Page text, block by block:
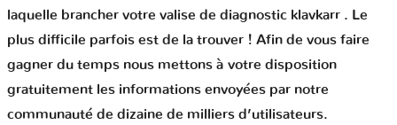
laquelle brancher votre valise de diagnostic klavkarr . Le
plus difficile parfois est de la trouver ! Afin de vous faire
gagner du temps nous mettons à votre disposition
gratuitement les informations envoyées par notre
communauté de dizaine de milliers d’utilisateurs.